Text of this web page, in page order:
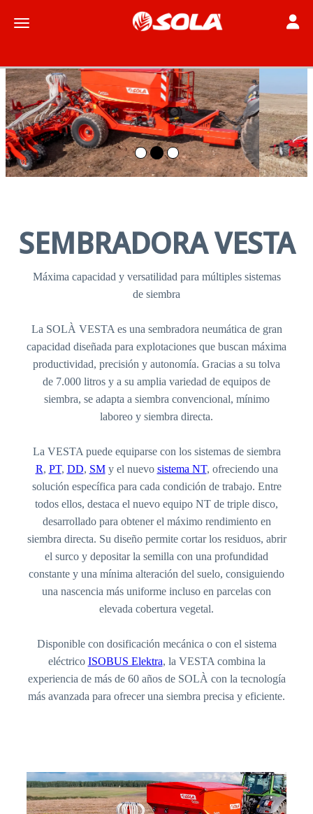
Toggle navigation
SEMBRADORA VESTA
Máxima capacidad y versatilidad para múltiples sistemas
de siembra
La SOLÀ VESTA es una sembradora neumática de gran
capacidad diseñada para explotaciones que buscan máxima
productividad, precisión y autonomía. Gracias a su tolva
de 7.000 litros y a su amplia variedad de equipos de
siembra, se adapta a siembra convencional, mínimo
laboreo y siembra directa.
La VESTA puede equiparse con los sistemas de siembra
R, PT, DD, SMy el nuevo sistema NT, ofreciendo una
solución específica para cada condición de trabajo. Entre
todos ellos, destaca el nuevo equipo NT de triple disco,
desarrollado para obtener el máximo rendimiento en
siembra directa. Su diseño permite cortar los residuos, abrir
el surco y depositar la semilla con una profundidad
constante y una mínima alteración del suelo, consiguiendo
una nascencia más uniforme incluso en parcelas con
elevada cobertura vegetal.
Disponible con dosificación mecánica o con el sistema
eléctrico ISOBUS Elektra, la VESTA combina la
experiencia de más de 60 años de SOLÀ con la tecnología
más avanzada para ofrecer una siembra precisa y eficiente.